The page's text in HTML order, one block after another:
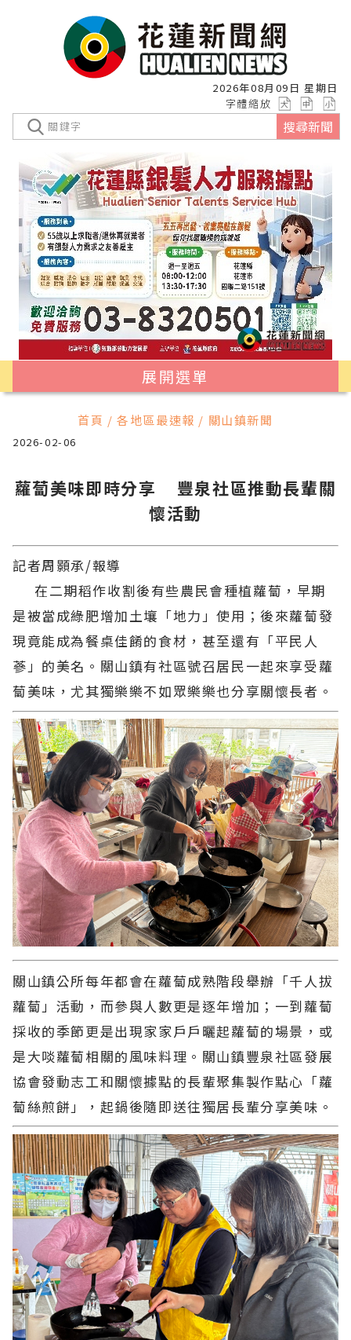
2026年08月09日 星期日
字體縮放
搜尋新聞
展開選單
首頁 / 各地區最速報 / 關山鎮新聞
2026-02-06
蘿蔔美味即時分享 豐泉社區推動長輩關
懷活動
記者周顥承/報導
在二期稻作收割後有些農民會種植蘿蔔，早期
是被當成綠肥增加土壤「地力」使用；後來蘿蔔發
現竟能成為餐桌佳餚的食材，甚至還有「平民人
蔘」的美名。關山鎮有社區號召居民一起來享受蘿
蔔美味，尤其獨樂樂不如眾樂樂也分享關懷長者。
關山鎮公所每年都會在蘿蔔成熟階段舉辦「千人拔
蘿蔔」活動，而參與人數更是逐年增加；一到蘿蔔
採收的季節更是出現家家戶戶曬起蘿蔔的場景，或
是大啖蘿蔔相關的風味料理。關山鎮豐泉社區發展
協會發動志工和關懷據點的長輩聚集製作點心「蘿
蔔絲煎餅」，起鍋後隨即送往獨居長輩分享美味。